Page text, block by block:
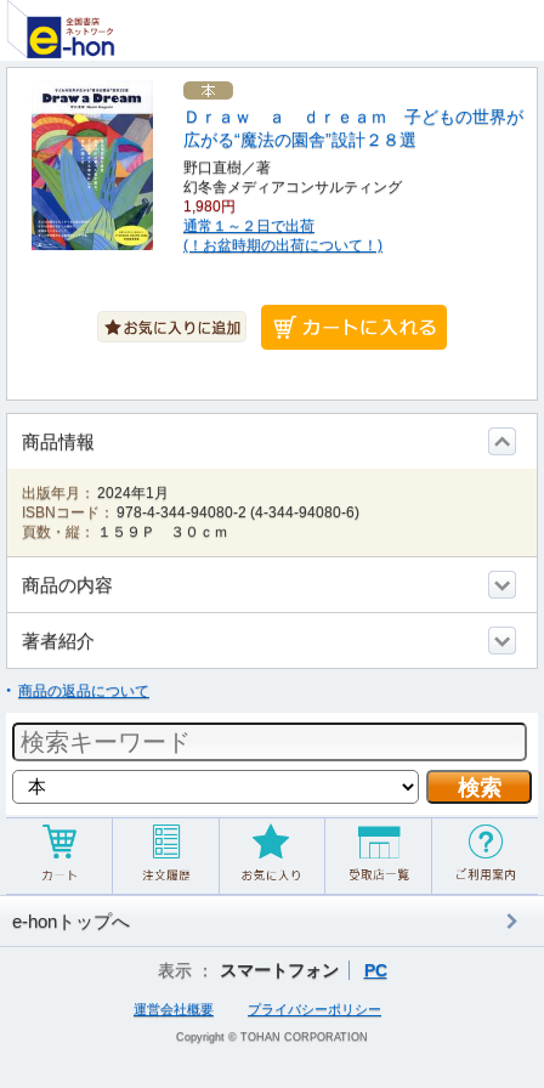
Ｄｒａｗ ａ ｄｒｅａｍ 子どもの世界が
広がる“魔法の園舎”設計２８選
野口直樹／著
幻冬舎メディアコンサルティング
1,980円
通常１～２日で出荷
(！お盆時期の出荷について！)
商品情報
出版年月： 2024年1月
ISBNコード： 978-4-344-94080-2 (4-344-94080-6)
頁数・縦：
１５９Ｐ ３０ｃｍ
商品の内容
著者紹介
商品の返品について
e-honトップへ
表示 ： スマートフォン PC
運営会社概要 プライバシーポリシー
Copyright © TOHAN CORPORATION